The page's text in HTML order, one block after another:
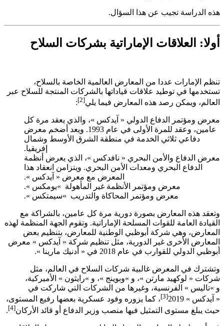
هذه الدراسة تجيب عن هذا السؤال.
أولا: العلاقات الإماراتية بشركات السلاح
تنظم الإمارات عددا من المعارض العالمية الخاصة بالسلاح،
تستخدمها في توطيد علاقات قياداتها بالشركات المنتجة للسلاح عبر
العالم، ويمكن رصد هذه المعارض فيما يلي[2]
:
معرض ومؤتمر الدفاع الدولي « آيدكس​ »، والذي يعقد مرة كل
عامين، وعقد للمرة الأولى في عام 1993. ويعد أضخم معرض
دفاعي ثلاثي الخدمة في منطقة الشرق الأوسط وشمال
إفريقيا.
معرض الدفاع والأمن البحري « نافدكس​ »، الذي يعرض أنظمة
الدفاع البحري ومعدات الأمن البحري. ويتزامن انعقاد هذا
المعرض مع معرض « آيدكس​ ».
معرض ومؤتمر الأنظمة غير المأهولة ​ »يومكس​ ».
معرض ومؤتمر المحاكاة والتدريب ​ »سيمتكس ».
وتعقد هذه المعارض بصورة دورية مرة كل عامين، بالشراكة مع
القيادة العامة للقوات المسلحة الإماراتية. وتقوم الجهة المنظمة لهذه
المعارض، وهي شركة أبوظبي الوطنية للمعارض، بتنظيم بعض
المعارض الأخرى غير الدورية، مثل تنظيم شركة « آيدكس​ » معرض
أبوظبي الدولي للقوارب في عام 2018 في « أدنيك مارينا ».
وتشترك في المعرض غالبية شركات السلاح في العالم، مثل
شركات « لوكهيد مارتن »، و »وبوينج »، و »رايثون » الأميركية،
و »تاليس » الفرنسية، وغيرها من الشركات التي شاركت في
« آيدكس » 2019
[3]، كما يزوره وفود عسكرية بعضها رفيع المستوى،
حيث يبلغ مستوى التمثيل فيها منصب وزير الدفاع أو قائد الأركان[4]
.